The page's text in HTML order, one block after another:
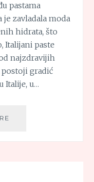
pastama
zavladala moda
hidrata, što
Italijani paste
najzdravijih
postoji gradić
Italije, u…